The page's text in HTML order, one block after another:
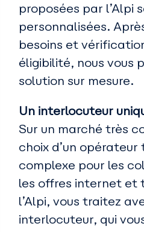
proposées par l’Alpi
personnalisées.
besoins et
éligibilité, nous vous
solution sur mesure.
Un interlocuteur
Sur un marché très
choix d’un
complexe pour les
les offres internet et
l’Alpi, vous traitez
interlocuteur, qui